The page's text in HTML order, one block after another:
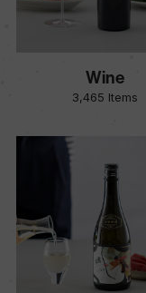
Wine
3,465 Items